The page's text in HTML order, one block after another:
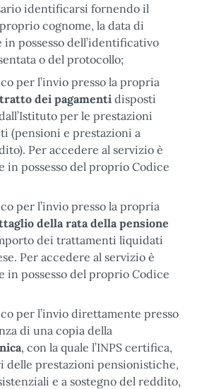
identificarsi fornendo il
cognome, la data di
in possesso dell’identificativo
o del protocollo;
per l’invio presso la propria
dei pagamenti disposti
per le prestazioni
(pensioni e prestazioni a
Per accedere al servizio è
in possesso del proprio Codice
per l’invio presso la propria
della rata della pensione
dei trattamenti liquidati
Per accedere al servizio è
in possesso del proprio Codice
per l’invio direttamente presso
di una copia della
, con la quale l’INPS certifica,
delle prestazioni pensionistiche,
e a sostegno del reddito,